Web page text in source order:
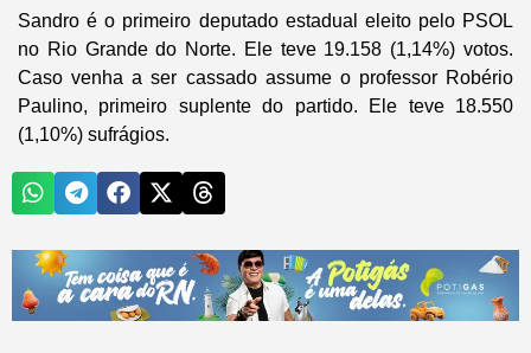
Sandro é o primeiro deputado estadual eleito pelo PSOL
no Rio Grande do Norte. Ele teve 19.158 (1,14%) votos.
Caso venha a ser cassado assume o professor Robério
Paulino, primeiro suplente do partido. Ele teve 18.550
(1,10%) sufrágios.